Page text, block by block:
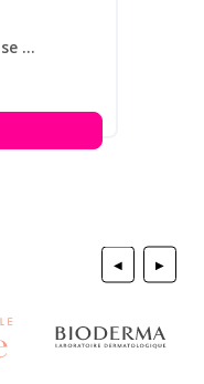
Orliloss es un medicamento que se utiliza para ayudar a perder peso en personas que padecen obesidad.
◀ ▶